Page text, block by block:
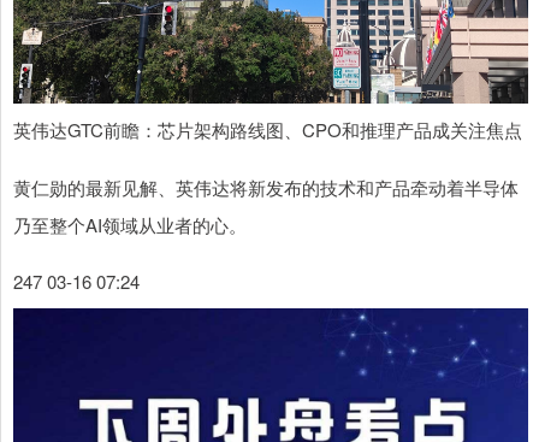
英伟达GTC前瞻：芯片架构路线图、CPO和推理产品成关注焦点
黄仁勋的最新见解、英伟达将新发布的技术和产品牵动着半导体
乃至整个AI领域从业者的心。
247 03-16 07:24